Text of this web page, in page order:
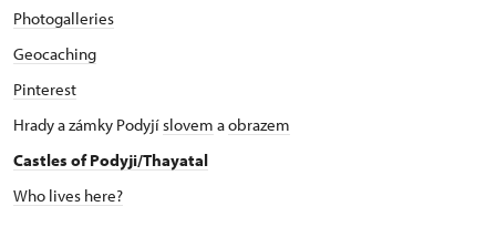
Photogalleries
Geocaching
Pinterest
Hrady a zámky Podyjíslovem aobrazem
Castles of Podyji/Thayatal
Who lives here?